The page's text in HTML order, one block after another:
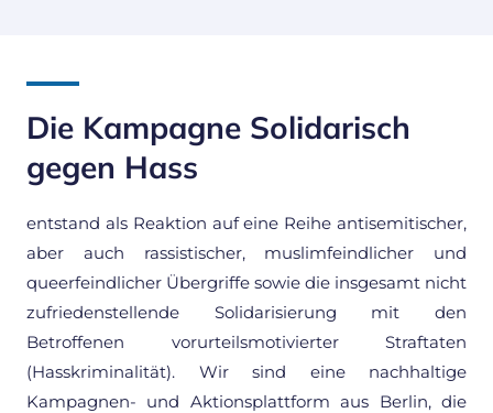
Die Kampagne Solidarisch
gegen Hass
entstand als Reaktion auf eine Reihe antisemitischer,
aber auch rassistischer, muslimfeindlicher und
queerfeindlicher Übergriffe sowie die insgesamt nicht
zufriedenstellende Solidarisierung mit den
Betroffenen vorurteilsmotivierter Straftaten
(Hasskriminalität). Wir sind eine nachhaltige
Kampagnen- und Aktionsplattform aus Berlin, die